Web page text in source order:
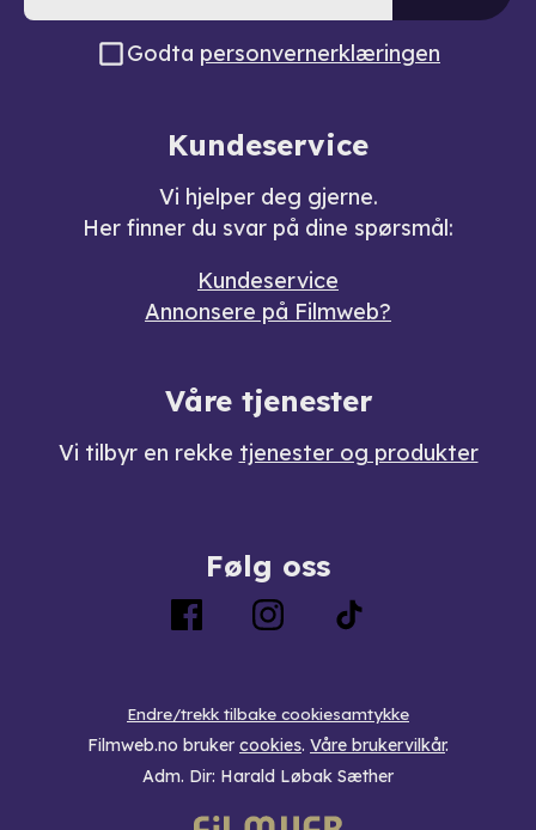
Godta personvernerklæringen
Kundeservice
Vi hjelper deg gjerne.
Her finner du svar på dine spørsmål:
Kundeservice
Annonsere på Filmweb?
Våre tjenester
Vi tilbyr en rekke tjenester og produkter
Følg oss
Endre/trekk tilbake cookiesamtykke
Filmweb.no bruker cookies. Våre brukervilkår.
Adm. Dir: Harald Løbak Sæther